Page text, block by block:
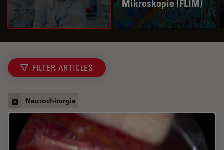
Mikroskopie (FLIM)
FILTER ARTICLES
Neurochirurgie